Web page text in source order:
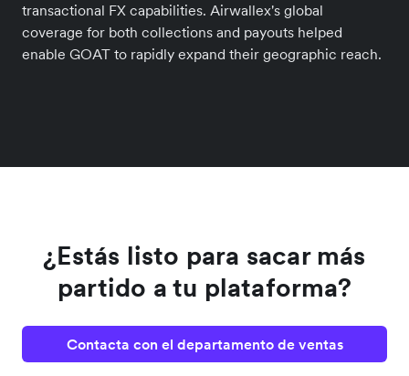
transactional FX capabilities. Airwallex's global
coverage for both collections and payouts helped
enable GOAT to rapidly expand their geographic reach.
¿Estás listo para sacar más
partido a tu plataforma?
Contacta con el departamento de ventas